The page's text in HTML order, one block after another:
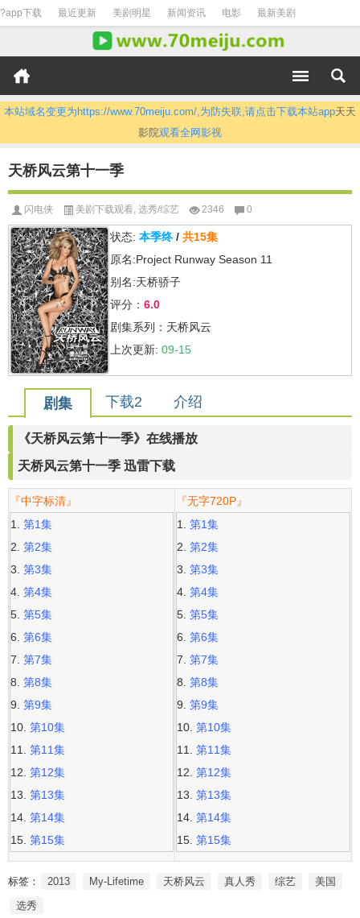
?app下载 最近更新 美剧明星 新闻资讯 电影 最新美剧
本站域名变更为https://www.70meiju.com/,为防失联,请点击下载本站app天天
影院观看全网影视
天桥风云第十一季
闪电侠 美剧下载观看, 选秀/综艺 2346 0
状态: 本季终/ 共15集
原名:Project Runway Season 11
别名:天桥骄子
评分： 6.0
剧集系列：天桥风云
上次更新: 09-15
剧集 下载2 介绍
《天桥风云第十一季》在线播放
天桥风云第十一季 迅雷下载
『中字标清』
第1集
第2集
第3集
第4集
第5集
第6集
第7集
第8集
第9集
第10集
第11集
第12集
第13集
第14集
第15集
『无字720P』
第1集
第2集
第3集
第4集
第5集
第6集
第7集
第8集
第9集
第10集
第11集
第12集
第13集
第14集
第15集
标签： 2013 My-Lifetime 天桥风云 真人秀 综艺
美国
选秀